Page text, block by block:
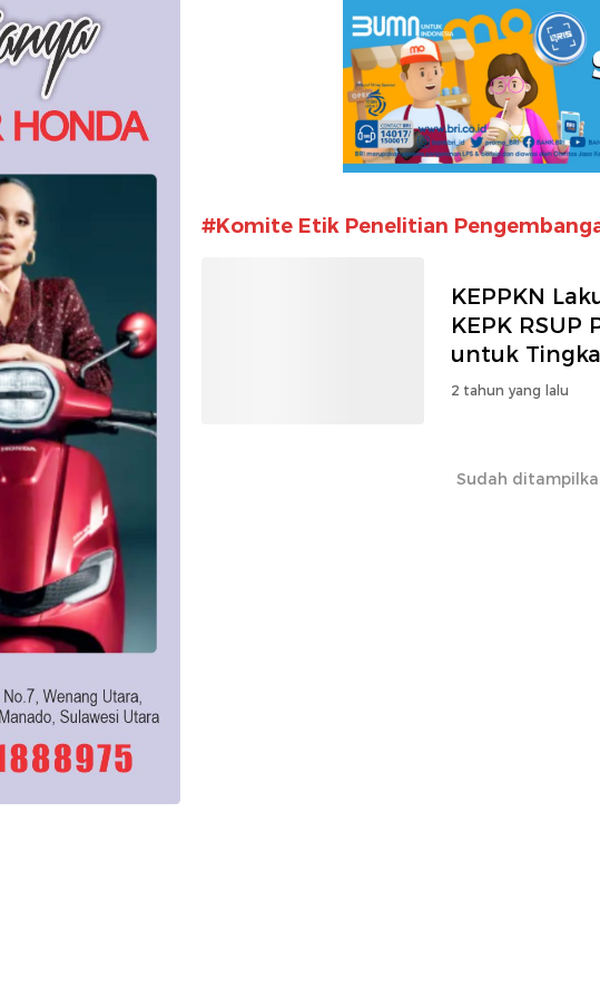
#Komite Etik Penelitian
KEPPKN
KEPK
untuk
Penelitian
2 tahun yang lalu
Sudah